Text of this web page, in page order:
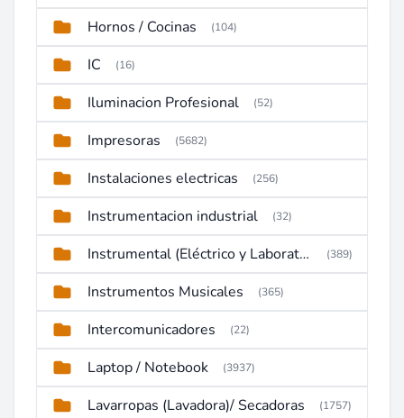
Hornos / Cocinas (104)
IC (16)
Iluminacion Profesional (52)
Impresoras (5682)
Instalaciones electricas (256)
Instrumentacion industrial (32)
Instrumental (Eléctrico y Laboratorio) (389)
Instrumentos Musicales (365)
Intercomunicadores (22)
Laptop / Notebook (3937)
Lavarropas (Lavadora)/ Secadoras (1757)